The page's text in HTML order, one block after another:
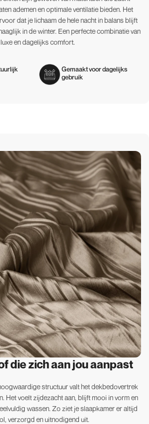
ademen en optimale ventilatie bieden. Het
dat je lichaam de hele nacht in balans blijft
in de winter. Een perfecte combinatie van
luxe en dagelijks comfort.
Gemaakt voor dagelijks
gebruik
die zich aan jou aanpast
structuur valt het dekbedovertrek
Het voelt zijdezacht aan, blijft mooi in vorm en
wassen. Zo ziet je slaapkamer er altijd
verzorgd en uitnodigend uit.